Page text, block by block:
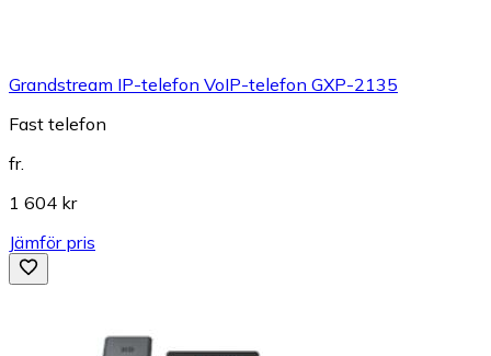
Grandstream IP-telefon VoIP-telefon GXP-2135
Fast telefon
fr.
1 604 kr
Jämför pris